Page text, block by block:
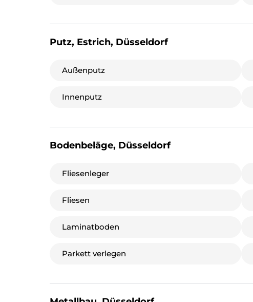
Putz, Estrich, Düsseldorf
Außenputz
Innenputz
Bodenbeläge, Düsseldorf
Fliesenleger
Fliesen
Laminatboden
Parkett verlegen